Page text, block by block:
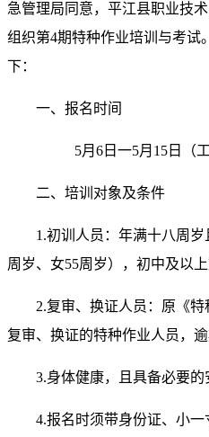
急管理局同意，平江县职业技
组织第4期特种作业培训与考试
下：
一、 报名时间
5月6日一5月15日（
二、培训对象及条件
1.初训人员：年满十八周
周岁、女55周岁），初中及以上
2.复审、换证人员：原《
复审、换证的特种作业人员，逾
3.身体健康，且具备必要的
4.报名时须带身份证、小一